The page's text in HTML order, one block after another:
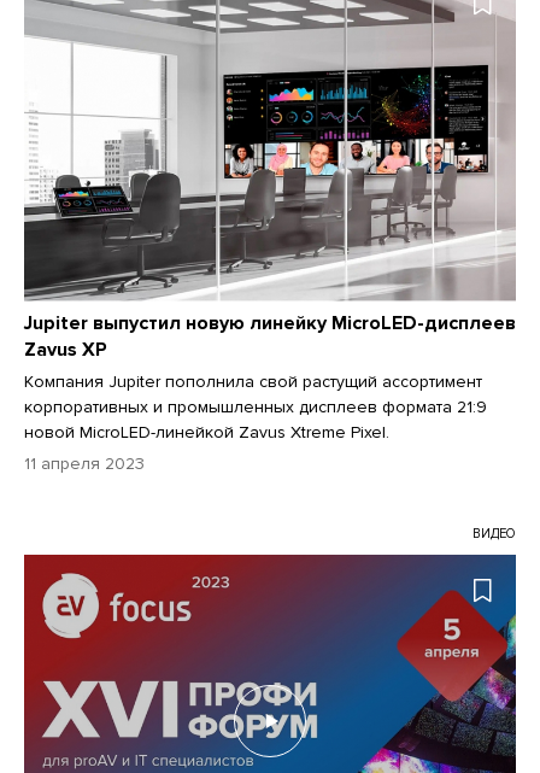
Jupiter выпустил новую линейку MicroLED-дисплеев
Zavus XP
Компания Jupiter пополнила свой растущий ассортимент
корпоративных и промышленных дисплеев формата 21:9
новой MicroLED-линейкой Zavus Xtreme Pixel.
11 апреля 2023
ВИДЕО